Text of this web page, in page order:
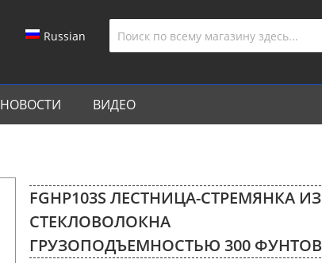
Russian
НОВОСТИ ВИДЕО
FGHP103S ЛЕСТНИЦА-СТРЕМЯНКА ИЗ
СТЕКЛОВОЛОКНА
ГРУЗОПОДЪЕМНОСТЬЮ 300 ФУНТОВ